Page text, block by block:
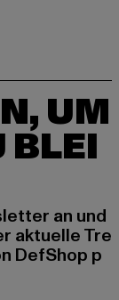
UM
BLEI
an und
aktuelle Tre
DefShop p